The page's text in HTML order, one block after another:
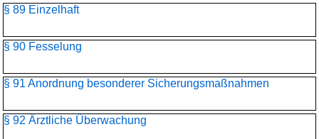
§ 89 Einzelhaft
§ 90 Fesselung
§ 91 Anordnung besonderer Sicherungsmaßnahmen
§ 92 Ärztliche Überwachung